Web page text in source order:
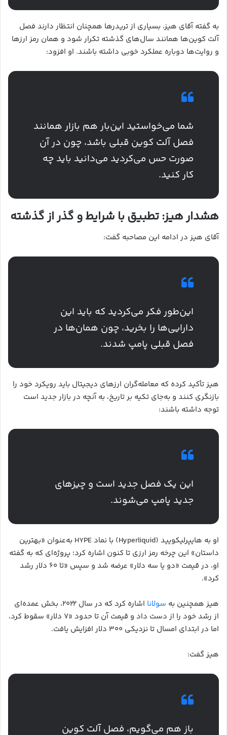
به گفته آقای هیز، بسیاری از تریدرها همچنان انتظار دارند فصل
آلت کوین‌ها همانند سال‌های گذشته تکرار شود و همان رمز ارزها
و روایت‌ها دوباره عملکرد خوبی داشته باشند. او افزود:
شما می‌خواستید این‌بار هم بازار همانند
فصل آلت کوین قبلی باشد، چون در آن
صورت حس می‌کردید می‌دانید باید چه
کار کنید.
هشدار هیز: تطبیق با شرایط و گذر از گذشته
آقای هیز در ادامه این مصاحبه گفت:
این‌طور فکر می‌کردید که باید این
دارایی‌ها را بخرید، چون همان‌ها در
فصل قبلی پامپ شدند.
هیز تأکید کرده که معامله‌گران ارزهای دیجیتال باید رویکرد خود را
بازنگری کنند و به‌جای تکیه بر تاریخ، به آنچه در بازار جدید است
توجه داشته باشند:
این یک فصل جدید است و چیزهای
جدید پامپ می‌شوند.
او به هایپرلیکویید (Hyperliquid) با نماد HYPE به‌عنوان «بهترین
داستان» این چرخه رمز ارزی تا کنون اشاره کرد؛ پروژه‌ای که به گفته
او، در قیمت «دو یا سه دلار» عرضه شد و سپس «تا ۶۰ دلار رشد
کرد».
هیز همچنین به سولانا
اشاره کرد که در سال ۲۰۲۲، بخش عمده‌ای
از رشد خود را از دست داد و قیمت آن تا حدود «۷ دلار» سقوط کرد،
اما در ابتدای امسال تا نزدیکی ۳۰۰ دلار افزایش یافت.
هیز گفت:
باز هم می‌گویم، فصل آلت کوین